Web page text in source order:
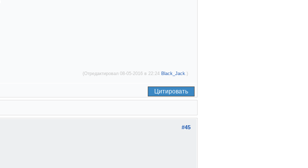
(Отредактировал 08-05-2016 в 22:24 Black_Jack .)
Цитировать
#45